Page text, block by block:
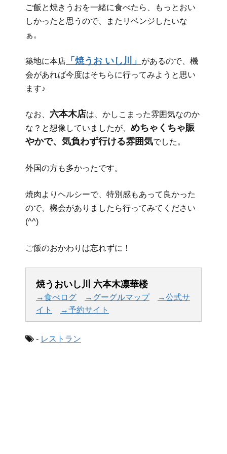
ご飯と焼きうおを一緒に食べたら、もっとおい
しかったと思うので、またリベンジしたいな
ぁ。
築地に本店 「焼うお いし川」
があるので、機
会があれば今度はそちらに行ってみようと思い
ます♪
なお、 六本木店は、かしこまった雰囲気なのか
な？と想像していましたが、 めちゃくちゃ賑
やかで、気負わず行ける雰囲気でした。
外国の方も多かったです。
焼肉よりヘルシーで、特別感もあって良かった
ので、機会がありましたら行ってみてください
(^^)
ご飯のおかわりは忘れずに！
焼うおいし川 六本木凛華楼
→食べログ →グーグルマップ
→公式サ
イト
→予約サイト
- レストラン